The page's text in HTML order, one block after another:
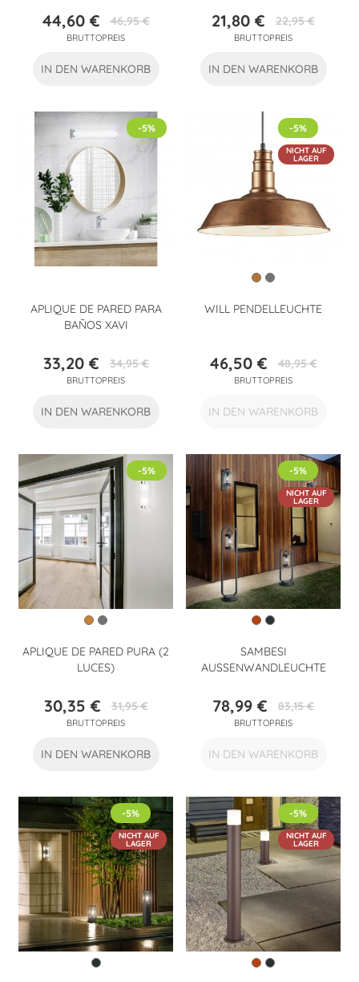
Preis
44,60 €Verkaufspreis
46,95 €
BRUTTOPREIS
IN DEN WARENKORB
Preis
21,80 €Verkaufspreis
22,95 €
BRUTTOPREIS
IN DEN WARENKORB
APLIQUE DE PARED PARA
BAÑOS XAVI
Preis
33,20 €Verkaufspreis
34,95 €
BRUTTOPREIS
-5%
IN DEN WARENKORB
WILL PENDELLEUCHTE
Preis
46,50 €Verkaufspreis
48,95 €
BRUTTOPREIS
-5%
NICHT AUF
LAGER
IN DEN WARENKORB
APLIQUE DE PARED PURA (2
LUCES)
Preis
30,35 €Verkaufspreis
31,95 €
BRUTTOPREIS
-5%
IN DEN WARENKORB
SAMBESI
AUSSENWANDLEUCHTE
Preis
78,99 €Verkaufspreis
83,15 €
BRUTTOPREIS
-5%
NICHT AUF
LAGER
IN DEN WARENKORB
-5%
NICHT AUF
LAGER
-5%
NICHT AUF
LAGER